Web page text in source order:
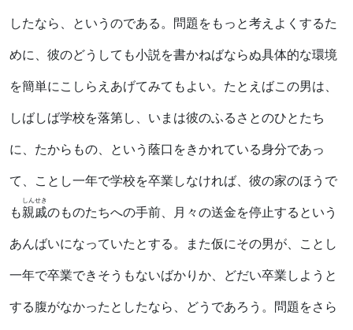
したなら、というのである。問題をもっと考えよくするた
めに、彼のどうしても小説を書かねばならぬ具体的な環境
を簡単にこしらえあげてみてもよい。たとえばこの男は、
しばしば学校を落第し、いまは彼のふるさとのひとたち
に、たからもの、という蔭口をきかれている身分であっ
て、ことし一年で学校を卒業しなければ、彼の家のほうで
も親戚
しんせき
のものたちへの手前、月々の送金を停止するという
あんばいになっていたとする。また仮にその男が、ことし
一年で卒業できそうもないばかりか、どだい卒業しようと
する腹がなかったとしたなら、どうであろう。問題をさら